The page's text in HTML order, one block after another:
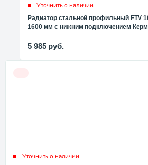
Уточнить о наличии
Радиатор стальной профильный FTV
1600 мм с нижним подключением
5 985 руб.
Уточнить о наличии